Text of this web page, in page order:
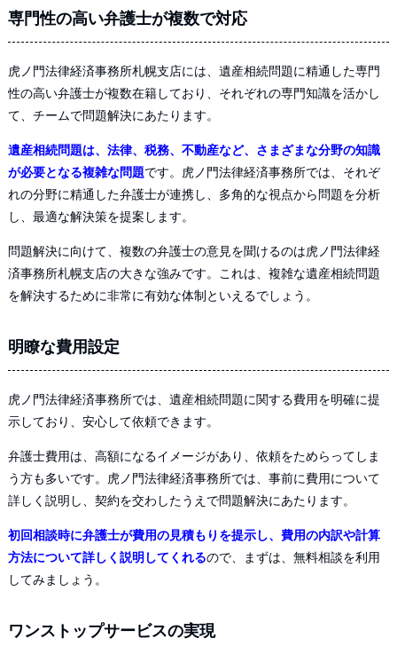
専門性の高い弁護士が複数で対応
虎ノ門法律経済事務所札幌支店には、遺産相続問題に精通した専門
性の高い弁護士が複数在籍しており、それぞれの専門知識を活かし
て、チームで問題解決にあたります。
遺産相続問題は、法律、税務、不動産など、さまざまな分野の知識
が必要となる複雑な問題です。虎ノ門法律経済事務所では、それぞ
れの分野に精通した弁護士が連携し、多角的な視点から問題を分析
し、最適な解決策を提案します。
問題解決に向けて、複数の弁護士の意見を聞けるのは虎ノ門法律経
済事務所札幌支店の大きな強みです。これは、複雑な遺産相続問題
を解決するために非常に有効な体制といえるでしょう。
明瞭な費用設定
虎ノ門法律経済事務所では、遺産相続問題に関する費用を明確に提
示しており、安心して依頼できます。
弁護士費用は、高額になるイメージがあり、依頼をためらってしま
う方も多いです。虎ノ門法律経済事務所では、事前に費用について
詳しく説明し、契約を交わしたうえで問題解決にあたります。
初回相談時に弁護士が費用の見積もりを提示し、費用の内訳や計算
方法について詳しく説明してくれるので、まずは、無料相談を利用
してみましょう。
ワンストップサービスの実現